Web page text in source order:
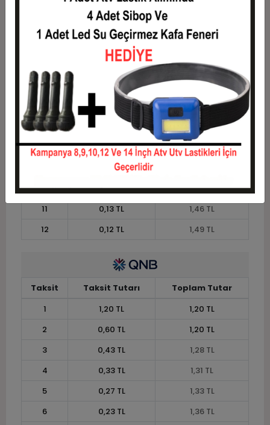
1,20 TL
1,20 TL
0,60 TL
0,43 TL
0,33 TL
1,31 TL
5
0,27 TL
1,33 TL
0,23 TL
1,36 TL
7
1,38 TL
8
0,18 TL
1,40 TL
0,16 TL
10
0,15 TL
1,45 TL
11
0,13 TL
1,46 TL
12
0,12 TL 1,49 TL
Taksit Taksit Tutarı
Toplam Tutar
1
1,20 TL
1,20 TL
2
0,60 TL
1,20 TL
3
0,43 TL
1,28 TL
4
0,33 TL
1,31 TL
5
0,27 TL
1,33 TL
6
0,23 TL 1,36 TL